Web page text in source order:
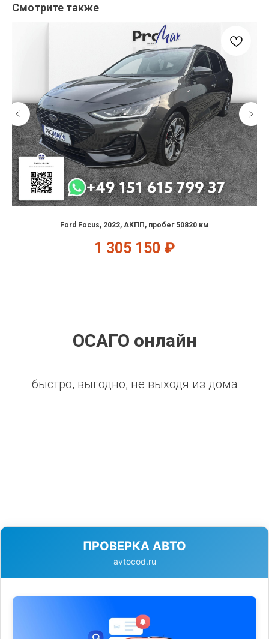
Смотрите также
Ford Focus, 2022, АКПП, пробег 50820 км
1 305 150 ₽
ОСАГО онлайн
быстро, выгодно, не выходя из дома
ПРОВЕРКА АВТО
avtocod.ru